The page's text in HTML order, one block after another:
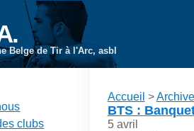
Belge de Tir à l'Arc, asbl
clubs
Accueil >
BTS :
5 avril